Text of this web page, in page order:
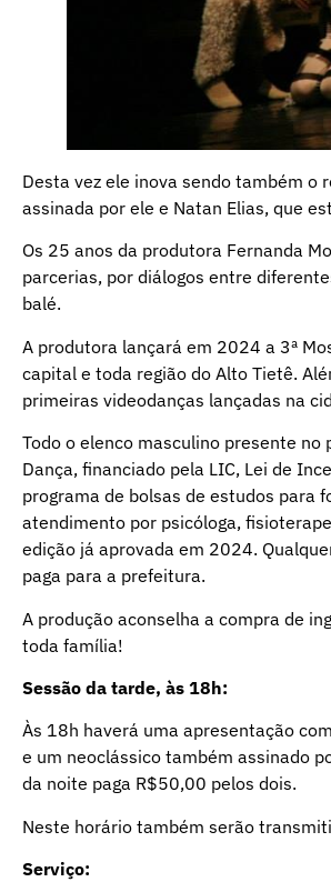
Desta vez ele inova sendo também o
assinada por ele e Natan Elias, que
Os 25 anos da produtora Fernanda
parcerias, por diálogos entre
balé.
A produtora lançará em 2024 a 3ª
capital e toda região do Alto Tietê.
primeiras videodanças lançadas na
Todo o elenco masculino presente no
Dança, financiado pela LIC, Lei de
programa de bolsas de estudos para
atendimento por psicóloga,
edição já aprovada em 2024.
paga para a prefeitura.
A produção aconselha a compra de
toda família!
Sessão da tarde, às 18h:
Às 18h haverá uma apresentação
e um neoclássico também assinado
da noite paga R$50,00 pelos dois.
Neste horário também serão
Serviço: